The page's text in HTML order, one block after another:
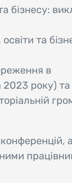
бізнесу:
та
в
2023 року) та
а